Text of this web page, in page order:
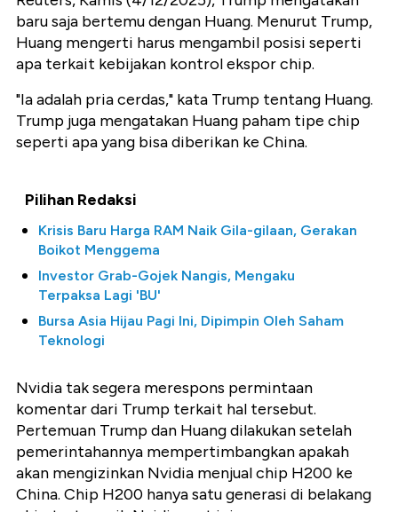
baru saja bertemu dengan Huang. Menurut Trump,
Huang mengerti harus mengambil posisi seperti
apa terkait kebijakan kontrol ekspor chip.
"Ia adalah pria cerdas," kata Trump tentang Huang.
Trump juga mengatakan Huang paham tipe chip
seperti apa yang bisa diberikan ke China.
Pilihan Redaksi
Krisis Baru Harga RAM Naik Gila-gilaan, Gerakan
Boikot Menggema
Investor Grab-Gojek Nangis, Mengaku
Terpaksa Lagi 'BU'
Bursa Asia Hijau Pagi Ini, Dipimpin Oleh Saham
Teknologi
Nvidia tak segera merespons permintaan
komentar dari Trump terkait hal tersebut.
Pertemuan Trump dan Huang dilakukan setelah
pemerintahannya mempertimbangkan apakah
akan mengizinkan Nvidia menjual chip H200 ke
China. Chip H200 hanya satu generasi di belakang